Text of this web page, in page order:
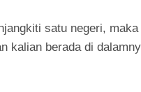
satu negeri,
kalian berada di